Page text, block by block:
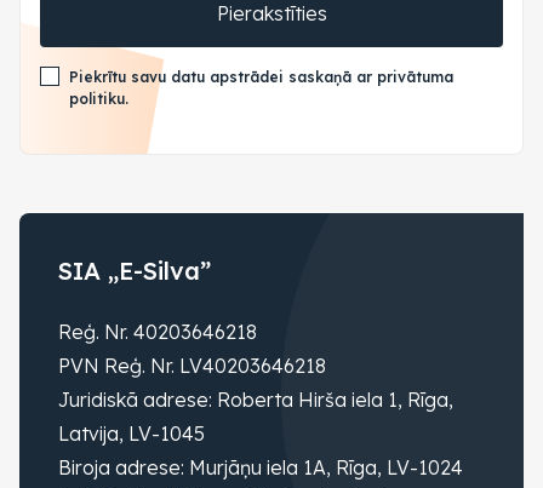
Pierakstīties
Piekrītu savu datu apstrādei saskaņā ar privātuma
politiku.
SIA „E-Silva”
Reģ. Nr. 40203646218
PVN Reģ. Nr. LV40203646218
Juridiskā adrese: Roberta Hirša iela 1, Rīga,
Latvija, LV-1045
Biroja adrese: Murjāņu iela 1A, Rīga, LV-1024